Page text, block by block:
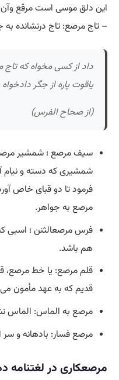
این دلق موسی است مرقع
– تاج مرصع: تاج درنشانده به
داد از کسی مخواه که
یاقوت پاره از جگر
(از صحاح الفرس)
سیف مرصع ؛ شمشیر
شمشیری که دسته و نیام
فرمود تا دو قبای خاص
مرصع به جواهر.
فرس مرصعالثنن ؛ اسبی
هم باشد.
قلم مرصع: یا خط مرصع،
قدیم که به عهد مأمون
مرصع به الماس: الماس
مرصع فسار: بادهانه و سر
مرصعکاری در لغتنامه